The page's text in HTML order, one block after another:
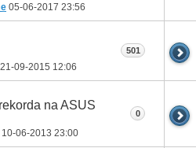
05-06-2017 23:56
21-09-2015 12:06
501
na ASUS
10-06-2013 23:00
0